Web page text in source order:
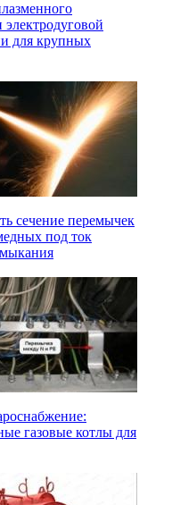
для крупных
сечение перемычек
под ток
газовые котлы для